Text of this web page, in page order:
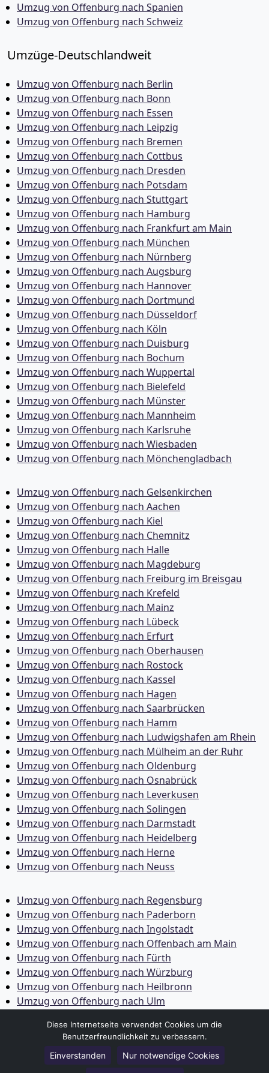
Umzug von Offenburg nach Spanien
Umzug von Offenburg nach Schweiz
Umzüge-Deutschlandweit
Umzug von Offenburg nach Berlin
Umzug von Offenburg nach Bonn
Umzug von Offenburg nach Essen
Umzug von Offenburg nach Leipzig
Umzug von Offenburg nach Bremen
Umzug von Offenburg nach Cottbus
Umzug von Offenburg nach Dresden
Umzug von Offenburg nach Potsdam
Umzug von Offenburg nach Stuttgart
Umzug von Offenburg nach Hamburg
Umzug von Offenburg nach Frankfurt am Main
Umzug von Offenburg nach München
Umzug von Offenburg nach Nürnberg
Umzug von Offenburg nach Augsburg
Umzug von Offenburg nach Hannover
Umzug von Offenburg nach Dortmund
Umzug von Offenburg nach Düsseldorf
Umzug von Offenburg nach Köln
Umzug von Offenburg nach Duisburg
Umzug von Offenburg nach Bochum
Umzug von Offenburg nach Wuppertal
Umzug von Offenburg nach Bielefeld
Umzug von Offenburg nach Münster
Umzug von Offenburg nach Mannheim
Umzug von Offenburg nach Karlsruhe
Umzug von Offenburg nach Wiesbaden
Umzug von Offenburg nach Mönchen­gladbach
Umzug von Offenburg nach Gelsenkirchen
Umzug von Offenburg nach Aachen
Umzug von Offenburg nach Kiel
Umzug von Offenburg nach Chemnitz
Umzug von Offenburg nach Halle
Umzug von Offenburg nach Magdeburg
Umzug von Offenburg nach Freiburg im Breisgau
Umzug von Offenburg nach Krefeld
Umzug von Offenburg nach Mainz
Umzug von Offenburg nach Lübeck
Umzug von Offenburg nach Erfurt
Umzug von Offenburg nach Oberhausen
Umzug von Offenburg nach Rostock
Umzug von Offenburg nach Kassel
Umzug von Offenburg nach Hagen
Umzug von Offenburg nach Saarbrücken
Umzug von Offenburg nach Hamm
Umzug von Offenburg nach Ludwigshafen am Rhein
Umzug von Offenburg nach Mülheim an der Ruhr
Umzug von Offenburg nach Oldenburg
Umzug von Offenburg nach Osnabrück
Umzug von Offenburg nach Leverkusen
Umzug von Offenburg nach Solingen
Umzug von Offenburg nach Darmstadt
Umzug von Offenburg nach Heidelberg
Umzug von Offenburg nach Herne
Umzug von Offenburg nach Neuss
Umzug von Offenburg nach Regensburg
Umzug von Offenburg nach Paderborn
Umzug von Offenburg nach Ingolstadt
Umzug von Offenburg nach Offenbach am Main
Umzug von Offenburg nach Fürth
Umzug von Offenburg nach Würzburg
Umzug von Offenburg nach Heilbronn
Umzug von Offenburg nach Ulm
Umzug von Offenburg nach Wolfsburg
Umzug von Offenburg nach Bottrop
Umzug von Offenburg nach Göttingen
Diese Internetseite verwendet Cookies um die
Benutzerfreundlichkeit zu verbessern.
Einverstanden Nur notwendige Cookies